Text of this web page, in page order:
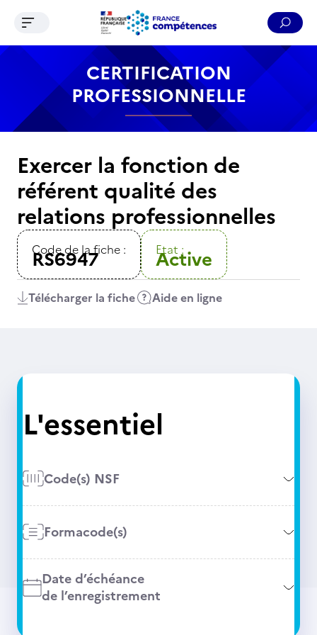
Contenu Recherche Menu Pied de page
Ouvrir le menu de navigation
CERTIFICATION
PROFESSIONNELLE
Exercer la fonction de
référent qualité des
relations professionnelles
Code de la fiche :
RS6947 Etat :
Active
Télécharger la fiche Aide en ligne
L'essentiel
Code(s) NSF
Formacode(s)
Date d’échéance
de l’enregistrement